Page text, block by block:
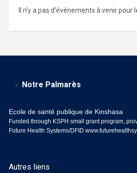
Il n’y a pas d’événements à venir pour
Notre Palmarès
Ecole de santé publique de Kinshasa
Funded through KSPH small grant program,
Future Health Systems/DFID
Autres liens